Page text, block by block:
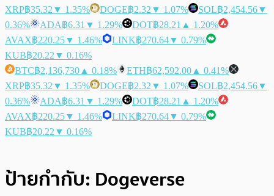
XRP฿35.32 ▼ 1.35% DOGE฿2.32 ▼ 1.07% SOL฿2,454.56▼
0.36%
ADA฿6.31 ▼ 1.29% DOT฿28.21 ▲ 1.20%
AVAX฿220.25▼ 1.46% LINK฿270.64▼ 0.79%
KUB฿20.22 ▼ 0.16%
BTC฿2,136,730 ▲ 0.18% ETH฿62,592.00 ▲ 0.41%
XRP฿35.32 ▼ 1.35% DOGE฿2.32 ▼ 1.07% SOL฿2,454.56▼
0.36%
ADA฿6.31 ▼ 1.29% DOT฿28.21 ▲ 1.20%
AVAX฿220.25▼ 1.46% LINK฿270.64▼ 0.79%
KUB฿20.22 ▼ 0.16%
ป้ายกำกับ: Dogeverse